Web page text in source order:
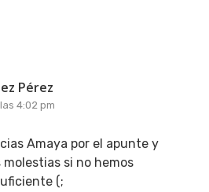
Pérez
4:02 pm
Amaya por el apunte y
molestias si no hemos
(;